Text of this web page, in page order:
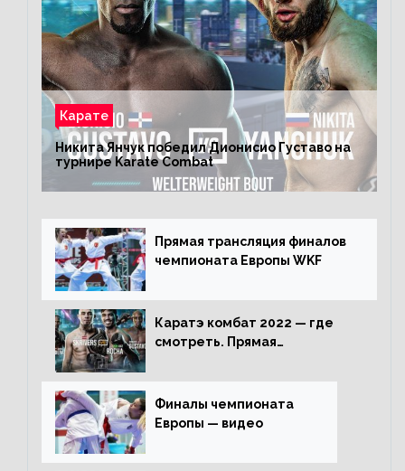
Карате
Никита Янчук победил Дионисио Густаво на
турнире Karate Combat
Прямая трансляция финалов
чемпионата Европы WKF
Каратэ комбат 2022 — где
смотреть. Прямая
Финалы чемпионата
Европы — видео